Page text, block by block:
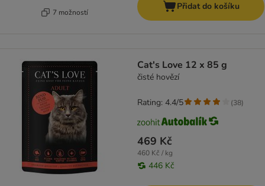
7 možností
Přidat do košíku
Cat's Love 12 x 85 g
čisté hovězí
469 Kč
460 Kč / kg
446 Kč
Rating: 4.4/5 (38)